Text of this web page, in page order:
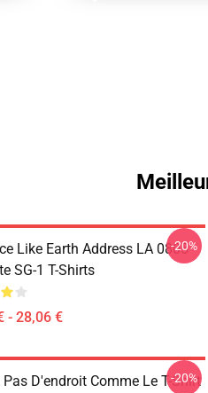
Like Earth Address LA 0805
SG-1 T-Shirts
- 28,06 €
-20%
Pas D'endroit Comme Le T-Shirt
-20%